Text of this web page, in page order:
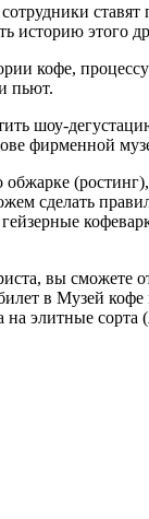
ставят
историю этого
кофе, процессу
пьют.
шоу-
фирменной
сделать
вы сможете
в Музей кофе
на элитные